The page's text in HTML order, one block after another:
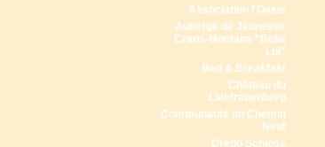
Association l'Oasis
Auberge de Jeunesse
Crans-Montana "Bella
Lui"
Bed & Breakfast
Château du
Liebfrauenberg
Communauté du Chemin
Neuf
Credo Schloss